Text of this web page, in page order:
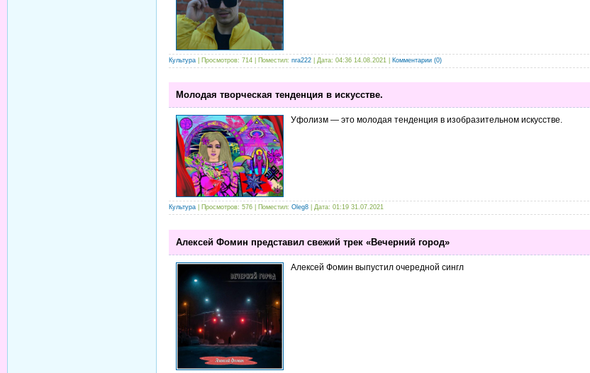
Культура | Просмотров: 714 | Поместил: nra222 | Дата: 04:36 14.08.2021 Комментарии (0)
Молодая творческая тенденция в искусстве.
Уфолизм — это молодая тенденция в изобразительном искусстве.
Культура | Просмотров: 576 | Поместил: Oleg8 | Дата: 01:19 31.07.2021
Алексей Фомин представил свежий трек «Вечерний город»
Алексей Фомин выпустил очередной сингл